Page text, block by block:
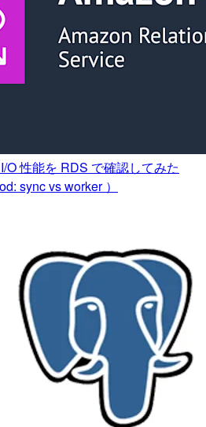
O 性能を RDS で確認してみた
sync vs worker ）